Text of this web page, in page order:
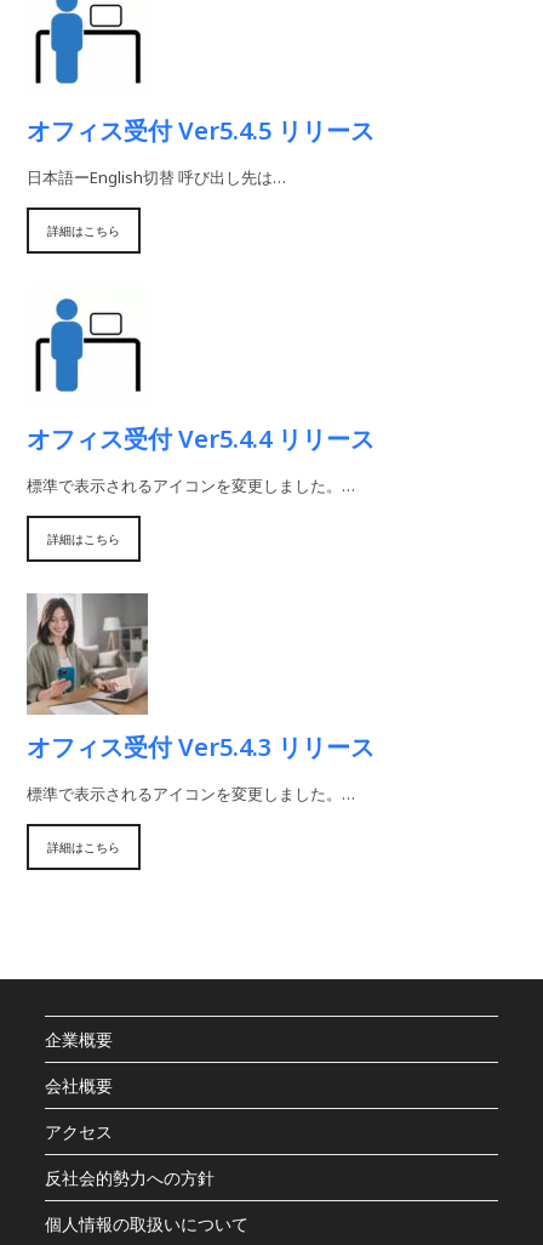
オフィス受付 Ver5.4.5 リリース
日本語ーEnglish切替 呼び出し先は…
詳細はこちら
オフィス受付 Ver5.4.4 リリース
標準で表示されるアイコンを変更しました。…
詳細はこちら
オフィス受付 Ver5.4.3 リリース
標準で表示されるアイコンを変更しました。…
詳細はこちら
企業概要
会社概要
アクセス
反社会的勢力への方針
個人情報の取扱いについて